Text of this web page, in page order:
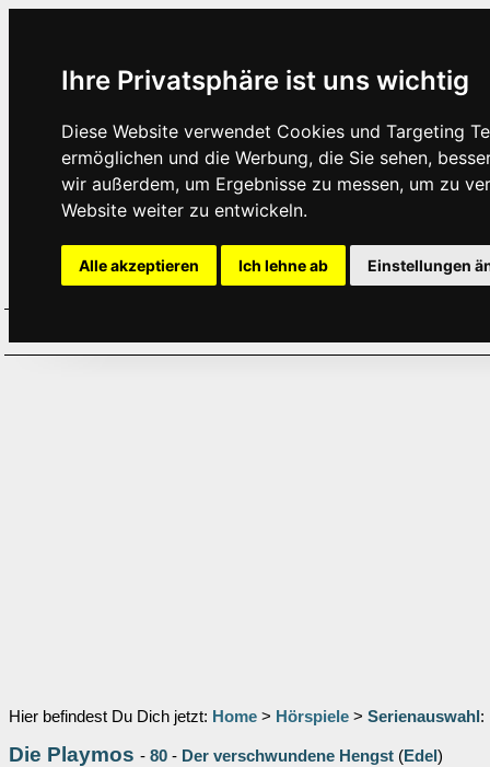
Ihre Privatsphäre ist uns wichtig
Diese Website verwendet Cookies und Targeting
ermöglichen und die Werbung, die Sie sehen,
wir außerdem, um Ergebnisse zu messen, um zu
Website weiter zu entwickeln.
Alle akzeptieren Ich lehne ab Einstellungen
Hier befindest Du Dich jetzt: Home > Hörspiele > Serienauswahl :
Die Playmos - 80 - Der verschwundene Hengst (Edel )